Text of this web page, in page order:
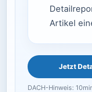
Artikel
Jetzt
DACH-Hinweis: